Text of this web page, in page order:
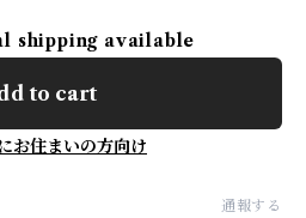
shipping available
to cart
お住まいの方向け
通報する